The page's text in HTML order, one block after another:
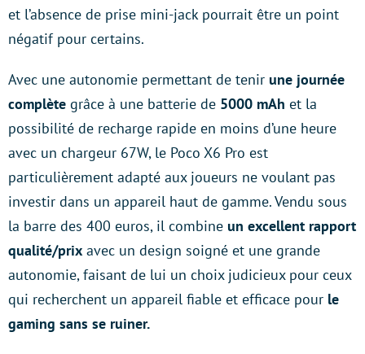
et l’absence de prise mini-jack pourrait être un point
négatif pour certains.
Avec une autonomie permettant de tenir une journée
complète grâce à une batterie de 5000 mAh et la
possibilité de recharge rapide en moins d’une heure
avec un chargeur 67W, le Poco X6 Pro est
particulièrement adapté aux joueurs ne voulant pas
investir dans un appareil haut de gamme. Vendu sous
la barre des 400 euros, il combine un excellent rapport
qualité/prix avec un design soigné et une grande
autonomie, faisant de lui un choix judicieux pour ceux
qui recherchent un appareil fiable et efficace pour le
gaming sans se ruiner.